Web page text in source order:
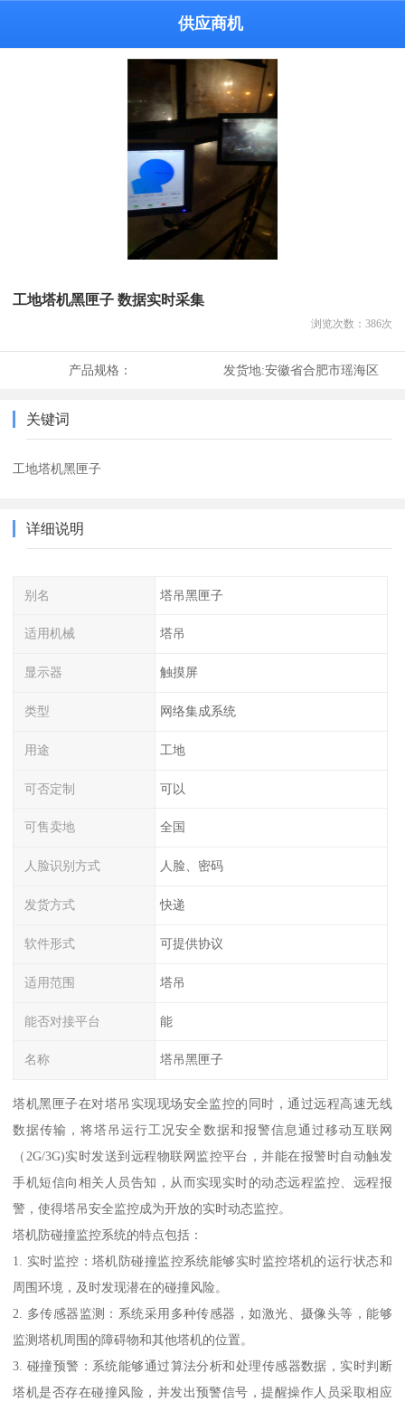
供应商机
工地塔机黑匣子 数据实时采集
浏览次数： 386次
产品规格： 发货地:安徽省合肥市瑶海区
关键词
工地塔机黑匣子
详细说明
别名 塔吊黑匣子
适用机械 塔吊
显示器 触摸屏
类型 网络集成系统
用途 工地
可否定制 可以
可售卖地 全国
人脸识别方式 人脸、密码
发货方式 快递
软件形式 可提供协议
适用范围 塔吊
能否对接平台 能
名称 塔吊黑匣子
塔机黑匣子在对塔吊实现现场安全监控的同时，通过远程高速无线
数据传输，将塔吊运行工况安全数据和报警信息通过移动互联网
（2G/3G)实时发送到远程物联网监控平台，并能在报警时自动触发
手机短信向相关人员告知，从而实现实时的动态远程监控、远程报
警，使得塔吊安全监控成为开放的实时动态监控。
塔机防碰撞监控系统的特点包括：
1. 实时监控：塔机防碰撞监控系统能够实时监控塔机的运行状态和
周围环境，及时发现潜在的碰撞风险。
2. 多传感器监测：系统采用多种传感器，如激光、摄像头等，能够
监测塔机周围的障碍物和其他塔机的位置。
3. 碰撞预警：系统能够通过算法分析和处理传感器数据，实时判断
塔机是否存在碰撞风险，并发出预警信号，提醒操作人员采取相应